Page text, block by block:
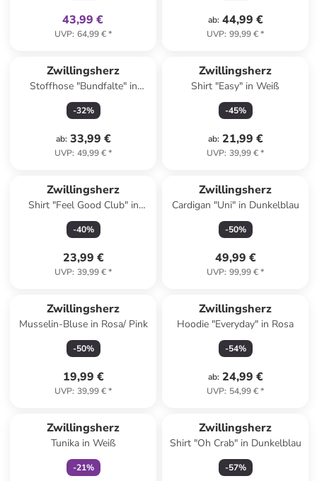
43,99 €
UVP: 64,99 €*
ab: 44,99 €
UVP: 99,99 €*
Zwillingsherz
Stoffhose "Bundfalte" in
Hellblau
-32%
ab: 33,99 €
UVP: 49,99 €*
Zwillingsherz
Shirt "Easy" in Weiß
-45%
ab: 21,99 €
UVP: 39,99 €*
Zwillingsherz
Shirt "Feel Good Club" in
Beige
-40%
23,99 €
UVP: 39,99 €*
Zwillingsherz
Cardigan "Uni" in Dunkelblau
-50%
49,99 €
UVP: 99,99 €*
Zwillingsherz
Musselin-Bluse in Rosa/ Pink
-50%
19,99 €
UVP: 39,99 €*
Zwillingsherz
Hoodie "Everyday" in Rosa
-54%
ab: 24,99 €
UVP: 54,99 €*
Zwillingsherz
Tunika in Weiß
-21%
Zwillingsherz
Shirt "Oh Crab" in Dunkelblau
-57%